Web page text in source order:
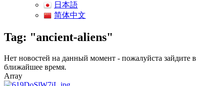
日本語
简体中文
Tag: "ancient-aliens"
Нет новостей на данный момент - пожалуйста зайдите в
ближайшее время.
Array